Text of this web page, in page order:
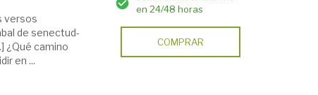
versos
de senectud-
¿Qué camino
en ...
en 24/48 horas
COMPRAR